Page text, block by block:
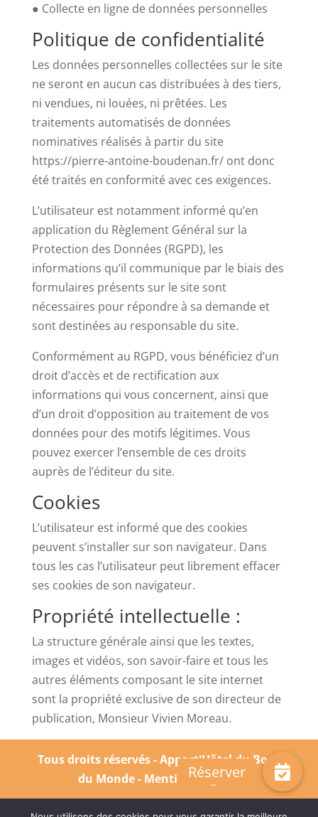
● Collecte en ligne de données personnelles
Politique de confidentialité
Les données personnelles collectées sur le site
ne seront en aucun cas distribuées à des tiers,
ni vendues, ni louées, ni prêtées. Les
traitements automatisés de données
nominatives réalisés à partir du site
https://pierre-antoine-boudenan.fr/ ont donc
été traités en conformité avec ces exigences.
L’utilisateur est notamment informé qu’en
application du Règlement Général sur la
Protection des Données (RGPD), les
informations qu’il communique par le biais des
formulaires présents sur le site sont
nécessaires pour répondre à sa demande et
sont destinées au responsable du site.
Conformément au RGPD, vous bénéficiez d’un
droit d’accès et de rectification aux
informations qui vous concernent, ainsi que
d’un droit d’opposition au traitement de vos
données pour des motifs légitimes. Vous
pouvez exercer l’ensemble de ces droits
auprès de l’éditeur du site.
Cookies
L’utilisateur est informé que des cookies
peuvent s’installer sur son navigateur. Dans
tous les cas l’utilisateur peut librement effacer
ses cookies de son navigateur.
Propriété intellectuelle :
La structure générale ainsi que les textes,
images et vidéos, son savoir-faire et tous les
autres éléments composant le site internet
sont la propriété exclusive de son directeur de
publication, Monsieur Vivien Moreau.
Tous droits réservés - Appart'Hôtel du Bout
du Monde - Mentions légales